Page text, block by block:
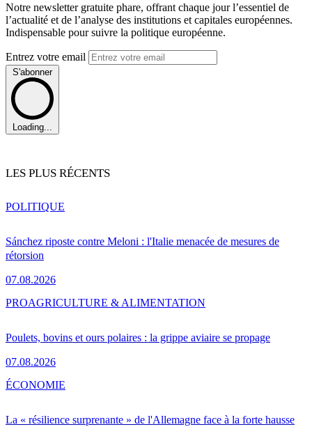
Notre newsletter gratuite phare, offrant chaque jour l’essentiel de
l’actualité et de l’analyse des institutions et capitales européennes.
Indispensable pour suivre la politique européenne.
Entrez votre email
S'abonner
Loading...
LES PLUS RÉCENTS
Sánchez riposte contre Meloni : l'Italie menacée de mesures de
rétorsion
07.08.2026
POLITIQUE
Poulets, bovins et ours polaires : la grippe aviaire se propage
07.08.2026
PROAGRICULTURE & ALIMENTATION
La « résilience surprenante » de l'Allemagne face à la forte hausse
ÉCONOMIE